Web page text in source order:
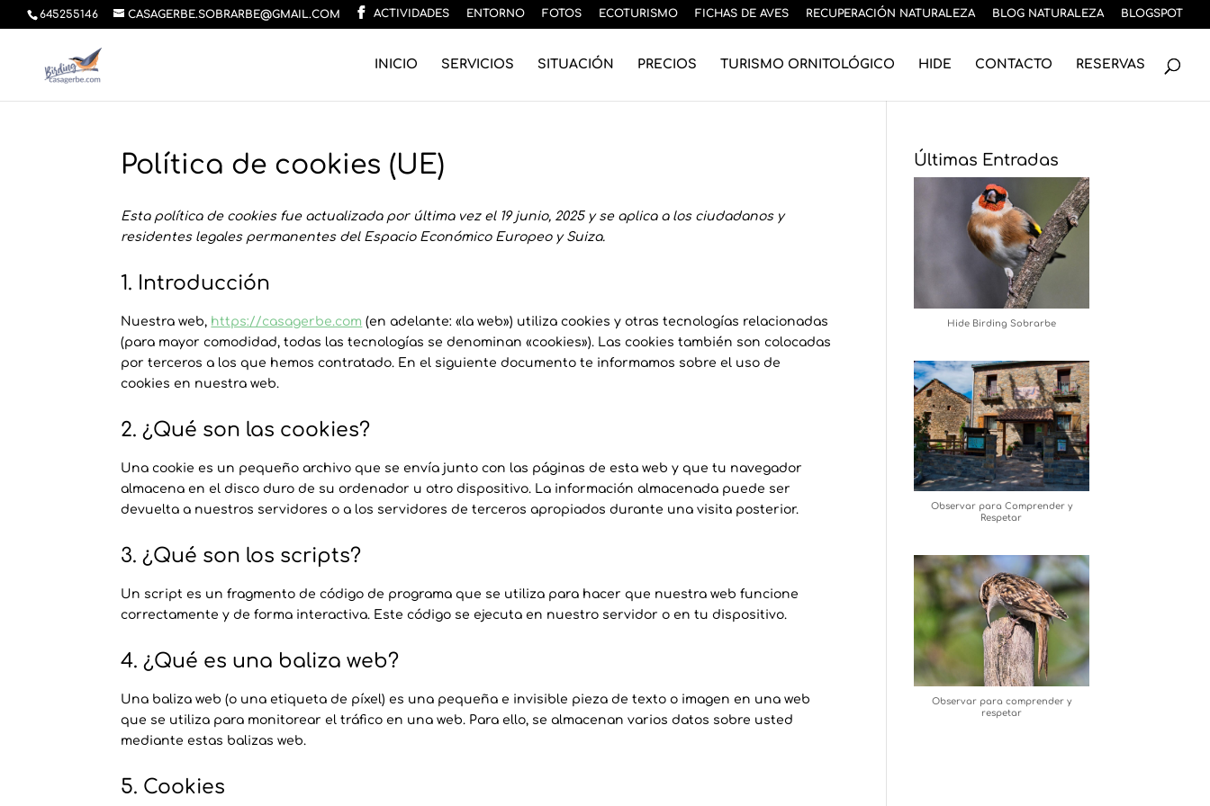
645255146 CASAGERBE.SOBRARBE@GMAIL.COM ACTIVIDADES ENTORNO FOTOS ECOTURISMO FICHAS DE AVES RECUPERACIÓN NATURALEZA BLOG NATURALEZA BLOGSPOT
INICIO SERVICIOS SITUACIÓN PRECIOS TURISMO ORNITOLÓGICO HIDE CONTACTO RESERVAS
Política de cookies (UE)
Esta política de cookies fue actualizada por última vez el 19 junio, 2025 y se aplica a los ciudadanos y
residentes legales permanentes del Espacio Económico Europeo y Suiza.
1. Introducción
Nuestra web, https://casagerbe.com (en adelante: «la web») utiliza cookies y otras tecnologías relacionadas
(para mayor comodidad, todas las tecnologías se denominan «cookies»). Las cookies también son colocadas
por terceros a los que hemos contratado. En el siguiente documento te informamos sobre el uso de
cookies en nuestra web.
2. ¿Qué son las cookies?
Una cookie es un pequeño archivo que se envía junto con las páginas de esta web y que tu navegador
almacena en el disco duro de su ordenador u otro dispositivo. La información almacenada puede ser
devuelta a nuestros servidores o a los servidores de terceros apropiados durante una visita posterior.
3. ¿Qué son los scripts?
Un script es un fragmento de código de programa que se utiliza para hacer que nuestra web funcione
correctamente y de forma interactiva. Este código se ejecuta en nuestro servidor o en tu dispositivo.
4. ¿Qué es una baliza web?
Una baliza web (o una etiqueta de píxel) es una pequeña e invisible pieza de texto o imagen en una web
que se utiliza para monitorear el tráfico en una web. Para ello, se almacenan varios datos sobre usted
mediante estas balizas web.
5. Cookies
Últimas Entradas
Hide Birding Sobrarbe
Observar para Comprender y
Respetar
Observar para comprender y
respetar